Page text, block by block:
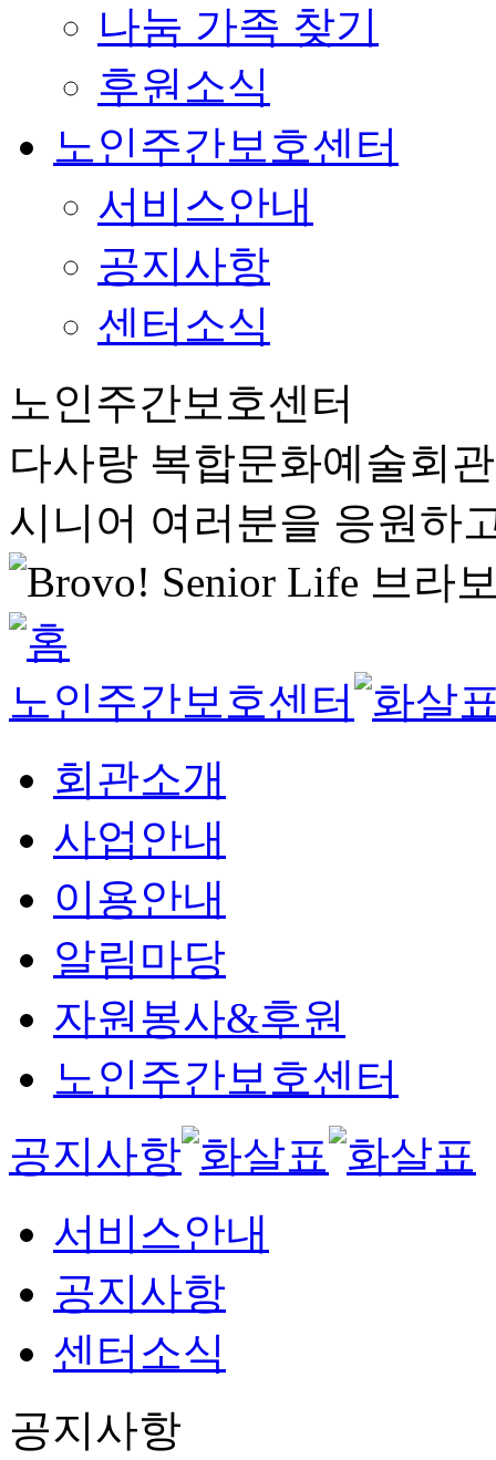
나눔 가족 찾기
후원소식
노인주간보호센터
서비스안내
공지사항
센터소식
노인주간보호센터
다사랑 복합문화예술회
시니어 여러분을 응원하
노인주간보호센터
회관소개
사업안내
이용안내
알림마당
자원봉사&후원
노인주간보호센터
공지사항
서비스안내
공지사항
센터소식
공지사항